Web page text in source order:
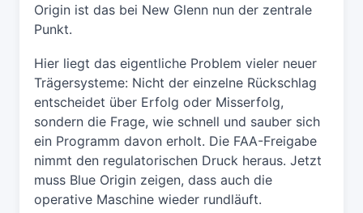
Origin ist das bei New Glenn nun der zentrale
Punkt.
Hier liegt das eigentliche Problem vieler neuer
Trägersysteme: Nicht der einzelne Rückschlag
entscheidet über Erfolg oder Misserfolg,
sondern die Frage, wie schnell und sauber sich
ein Programm davon erholt. Die FAA-Freigabe
nimmt den regulatorischen Druck heraus. Jetzt
muss Blue Origin zeigen, dass auch die
operative Maschine wieder rundläuft.